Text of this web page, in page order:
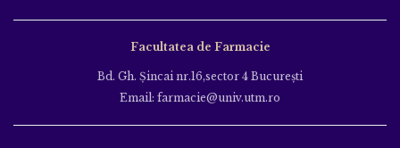
Facultatea de Farmacie
Bd. Gh. Şincai nr.16,sector 4 Bucureşti
Email: farmacie@univ.utm.ro